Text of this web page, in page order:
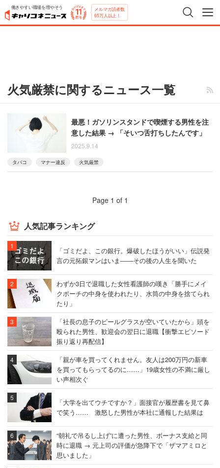
働きやすい職場を増やそう メルマガ読者数
65万人以上！
火気厳禁に関するニュース一覧
最悪！ガソリンスタンドで喫煙する男性を注
意した結果 → 「そいつ舌打ちしたんです」
2025.9.14
タバコ マナー違反 火気厳禁
Page 1 of 1
人気記事ランキング
「ゴミだよ、この銀行。爆破したほうがいい」伝説発
言の元拓銀マンはいま――その後の人生を聞いた
わずか3日で退職した女性看護師の嘆き「勝手にメイ
クポーチの中身を使われたり、水筒の中身を捨てられ
たり」
「社長の息子のビールグラスが空いていたから」頭を
殴られた男性、歓迎会の翌日に退職【衝撃エピソード
振り返り再配信】
「親が車を買ってくれません。友人は200万円の新車
を買ってもらってるのに……」19歳女性の不満に厳し
い声相次ぐ
「大学を出てウチですか？」面接官が履歴書を見て鼻
で笑う…… 激怒した男性が本社に通報した結果は
“朝礼で吊るし上げ”に遭った男性、ボーナス支給と同
時に退職 → 元上司の評価が急降下で「ザマアミロと
思いました」